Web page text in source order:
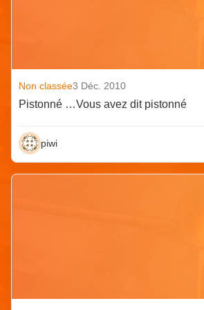
Non classée3 Déc. 2010
Pistonné …Vous avez dit pistonné
piwi